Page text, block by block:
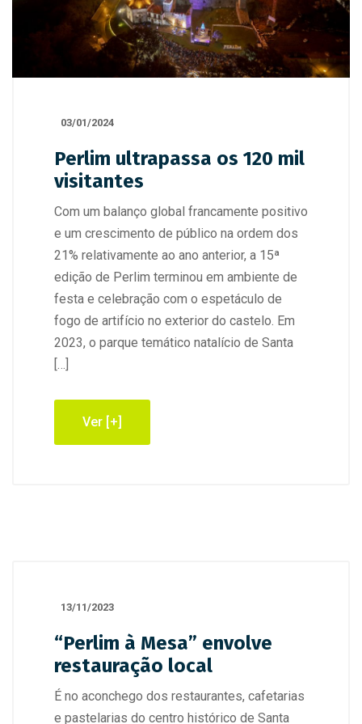
03/01/2024
Perlim ultrapassa os 120 mil
visitantes
Com um balanço global francamente positivo
e um crescimento de público na ordem dos
21% relativamente ao ano anterior, a 15ª
edição de Perlim terminou em ambiente de
festa e celebração com o espetáculo de
fogo de artifício no exterior do castelo. Em
2023, o parque temático natalício de Santa
[…]
Ver [+]
13/11/2023
“Perlim à Mesa” envolve
restauração local
É no aconchego dos restaurantes, cafetarias
e pastelarias do centro histórico de Santa